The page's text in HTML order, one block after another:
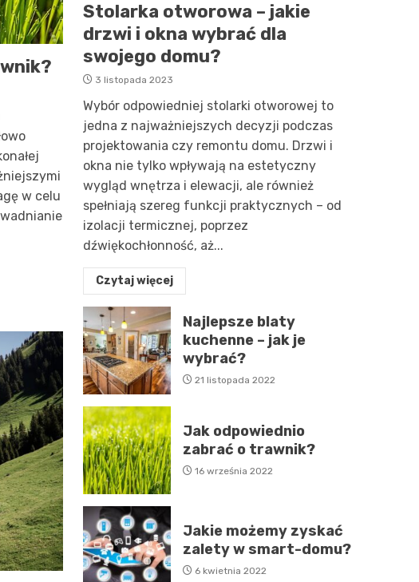
w celu
Stolarka otworowa – jakie
drzwi i okna wybrać dla
swojego domu?
3 listopada 2023
Wybór odpowiedniej stolarki otworowej to
jedna z najważniejszych decyzji podczas
projektowania czy remontu domu. Drzwi i
okna nie tylko wpływają na estetyczny
wygląd wnętrza i elewacji, ale również
spełniają szereg funkcji praktycznych – od
izolacji termicznej, poprzez
dźwiękochłonność, aż...
Czytaj więcej
Najlepsze blaty
kuchenne – jak je
wybrać?
21 listopada 2022
Jak odpowiednio
zabrać o trawnik?
16 września 2022
Jakie możemy zyskać
zalety w smart-domu?
6 kwietnia 2022